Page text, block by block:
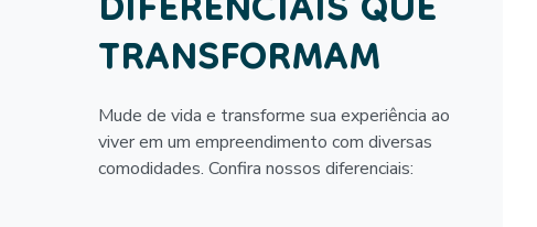
TRANSFORMAM
Mude de vida e transforme sua experiência ao
viver em um empreendimento com diversas
comodidades. Confira nossos diferenciais: